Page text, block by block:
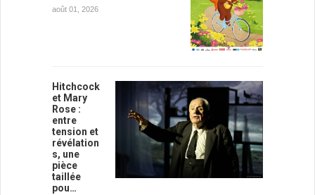
août 01, 2026
Hitchcock
et Mary
Rose :
entre
tension et
révélation
s, une
pièce
taillée
pou…